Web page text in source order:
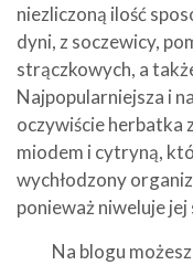
niezliczoną ilość
dyni, z soczewicy,
strączkowych, a
Najpopularniejsza i
oczywiście herbatka
miodem i cytryną,
wychłodzony
ponieważ niweluje jej
Na blogu